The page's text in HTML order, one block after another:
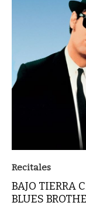
Recitales
BAJO TIERRA
BLUES